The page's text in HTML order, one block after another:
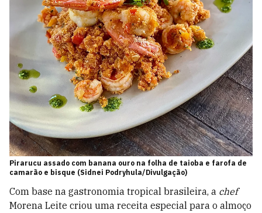
Pirarucu assado com banana ouro na folha de taioba e farofa de
camarão e bisque (Sidnei Podryhula/Divulgação)
Com base na gastronomia tropical brasileira, a chef
Morena Leite criou uma receita especial para o almoço